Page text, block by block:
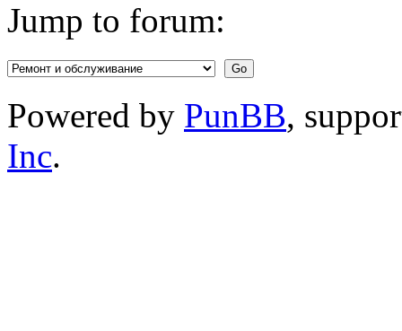
Jump to forum:
Powered by PunBB,
Inc.